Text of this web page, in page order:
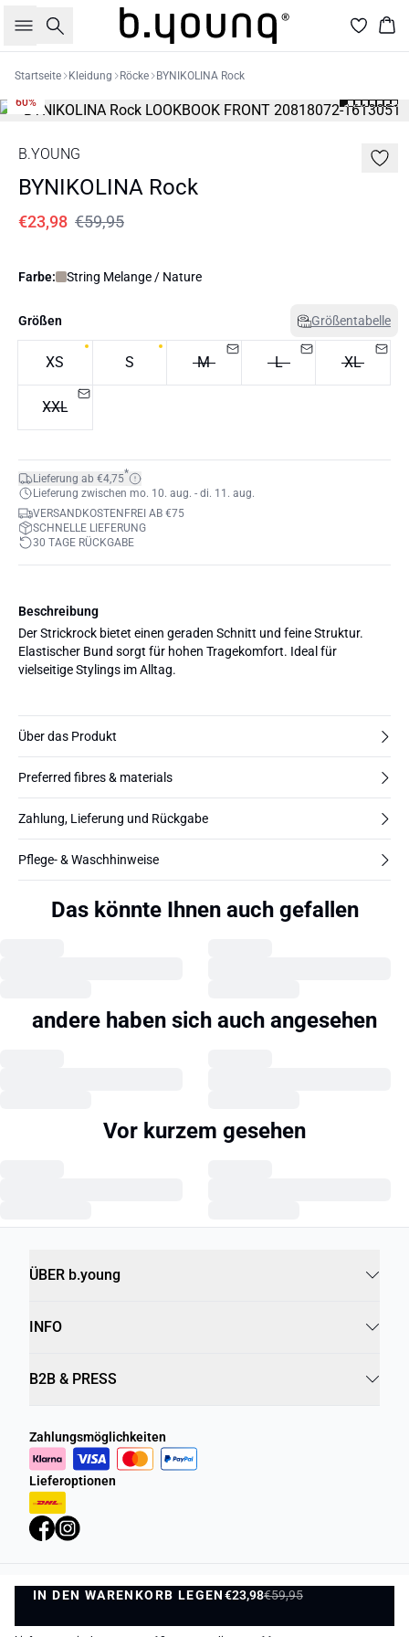
Suche
Startseite Kleidung Röcke BYNIKOLINA Rock
60%
B.YOUNG
BYNIKOLINA Rock
€23,98 €59,95
Farbe: String Melange / Nature
Größen Größentabelle
XS S M L XL
XXL
Lieferung ab €4,75*
Lieferung zwischen mo. 10. aug. - di. 11. aug.
VERSANDKOSTENFREI AB €75
SCHNELLE LIEFERUNG
30 TAGE RÜCKGABE
IN DEN WARENKORB LEGEN€23,98€59,95
IN DEN WARENKORB LEGEN
Beschreibung
Der Strickrock bietet einen geraden Schnitt und feine Struktur.
Elastischer Bund sorgt für hohen Tragekomfort. Ideal für
vielseitige Stylings im Alltag.
Über das Produkt
Preferred fibres & materials
Zahlung, Lieferung und Rückgabe
Pflege- & Waschhinweise
Das könnte Ihnen auch gefallen
andere haben sich auch angesehen
Vor kurzem gesehen
ÜBER b.young
INFO
B2B & PRESS
Zahlungsmöglichkeiten
Lieferoptionen
Datenschutzrichtlinie Geschäftsbedingungen